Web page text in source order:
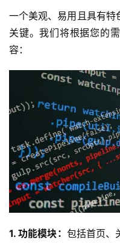
一个美观、易用且具有特
关键。我们将根据您的
容：
1. 功能模块： 包括首页、